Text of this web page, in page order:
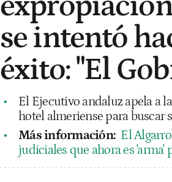
se intentó
éxito: "El
El Ejecutivo andaluz apela a
hotel almeriense para buscar
Más información: El
judiciales que ahora es